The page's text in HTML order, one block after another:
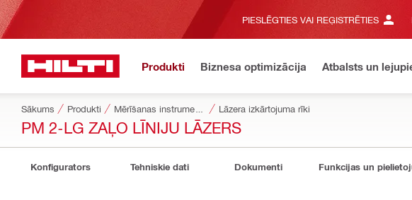
PIESLĒGTIES VAI REĢISTRĒTIES
Produkti Biznesa optimizācija Atbalsts un
Sākums Produkti Lāzera izkārtojuma rīki
PM 2-LG ZAĻO LĪNIJU LĀZERS
Konfigurators Tehniskie dati Dokumenti Funkcijas un